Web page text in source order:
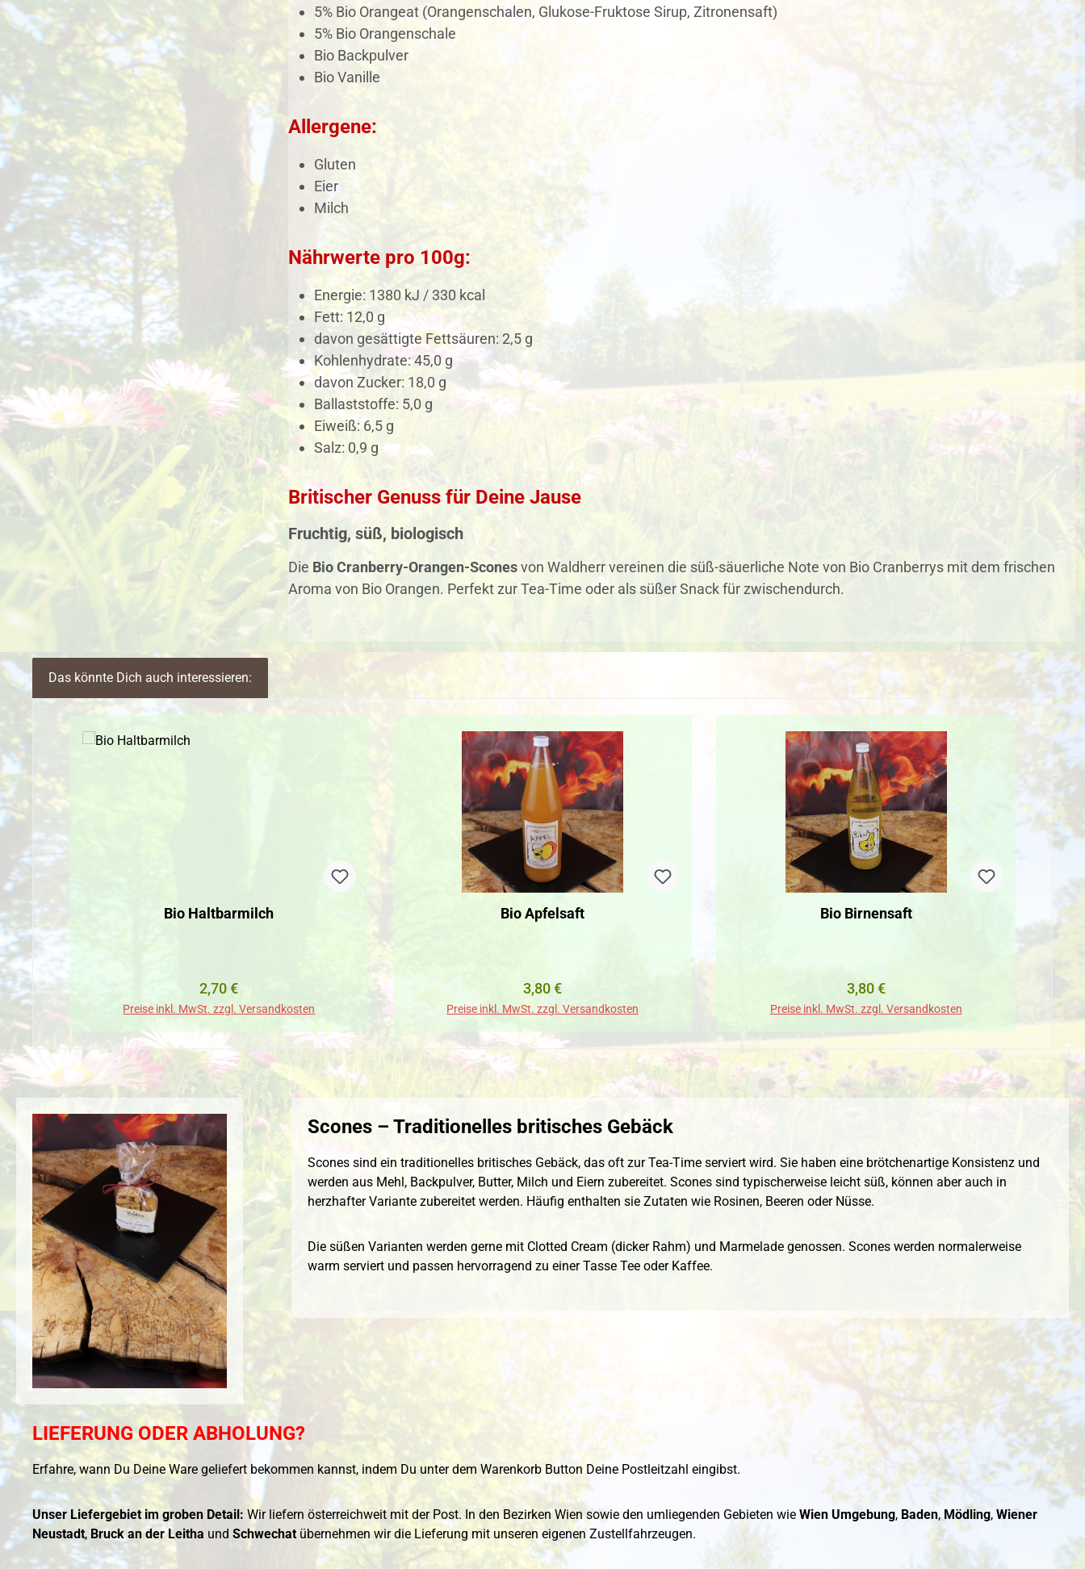
5% Bio Orangeat (Orangenschalen, Glukose-Fruktose Sirup, Zitronensaft)
5% Bio Orangenschale
Bio Backpulver
Bio Vanille
Allergene:
Gluten
Eier
Milch
Nährwerte pro 100g:
Energie: 1380 kJ / 330 kcal
Fett: 12,0 g
davon gesättigte Fettsäuren: 2,5 g
Kohlenhydrate: 45,0 g
davon Zucker: 18,0 g
Ballaststoffe: 5,0 g
Eiweiß: 6,5 g
Salz: 0,9 g
Britischer Genuss für Deine Jause
Fruchtig, süß, biologisch
Die Bio Cranberry-Orangen-Sconesvon Waldherr vereinen die süß-säuerliche Note von Bio Cranberrys mit dem frischen
Aroma von Bio Orangen. Perfekt zur Tea-Time oder als süßer Snack für zwischendurch.
Das könnte Dich auch interessieren:
Bio Haltbarmilch
Regulärer Preis:
2,70 €
Preise inkl. MwSt. zzgl. Versandkosten
Bio Apfelsaft
Regulärer Preis:
3,80 €
Preise inkl. MwSt. zzgl. Versandkosten
Bio Birnensaft
Regulärer Preis:
3,80 €
Preise inkl. MwSt. zzgl. Versandkosten
Scones – Traditionelles britisches Gebäck
Scones sind ein traditionelles britisches Gebäck, das oft zur Tea-Time serviert wird. Sie haben eine brötchenartige Konsistenz und
werden aus Mehl, Backpulver, Butter, Milch und Eiern zubereitet. Scones sind typischerweise leicht süß, können aber auch in
herzhafter Variante zubereitet werden. Häufig enthalten sie Zutaten wie Rosinen, Beeren oder Nüsse.
Die süßen Varianten werden gerne mit Clotted Cream (dicker Rahm) und Marmelade genossen. Scones werden normalerweise
warm serviert und passen hervorragend zu einer Tasse Tee oder Kaffee.
LIEFERUNG ODER ABHOLUNG?
Erfahre, wann Du Deine Ware geliefert bekommen kannst, indem Du unter dem Warenkorb Button Deine Postleitzahl eingibst.
Unser Liefergebiet im groben Detail: Wir liefern österreichweit mit der Post. In den Bezirken Wien sowie den umliegenden Gebieten wie Wien Umgebung, Baden, Mödling, Wiener
Neustadt, Bruck an der Leitha und Schwechatübernehmen wir die Lieferung mit unseren eigenen Zustellfahrzeugen.